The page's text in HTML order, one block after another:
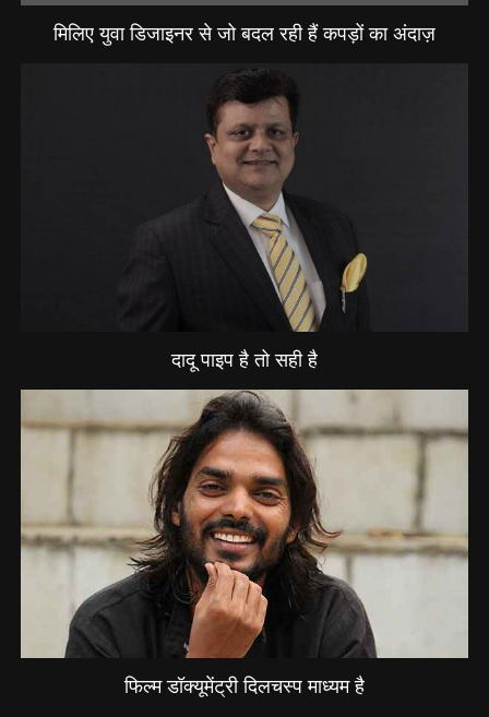
मिलिए युवा डिजाइनर से जो बदल रही हैं कपड़ों का अंदाज़
दादू पाइप है तो सही है
फिल्म डॉक्यूमेंट्री दिलचस्प माध्यम है